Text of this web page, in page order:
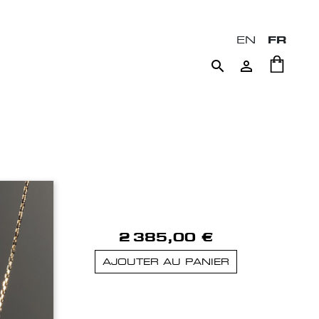
EN FR
 
2 385,00 €
AJOUTER AU PANIER